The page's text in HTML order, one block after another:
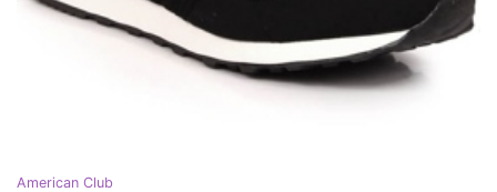
American Club